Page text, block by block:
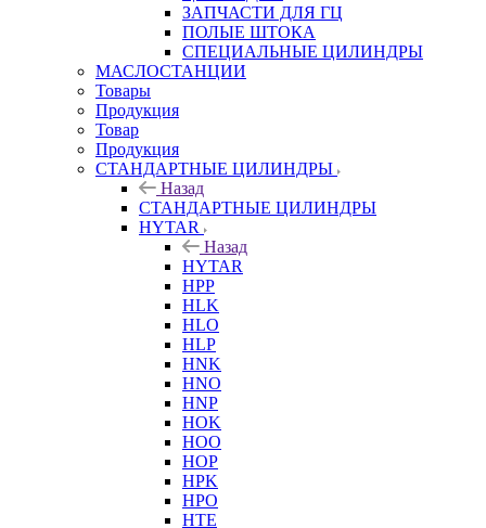
ЗАПЧАСТИ ДЛЯ ГЦ
ПОЛЫЕ ШТОКА
СПЕЦИАЛЬНЫЕ ЦИЛИНДРЫ
МАСЛОСТАНЦИИ
Товары
Продукция
Товар
Продукция
СТАНДАРТНЫЕ ЦИЛИНДРЫ
Назад
СТАНДАРТНЫЕ ЦИЛИНДРЫ
HYTAR
Назад
HYTAR
HPP
HLK
HLO
HLP
HNK
HNO
HNP
HOK
HOO
HOP
HPK
HPO
HTE